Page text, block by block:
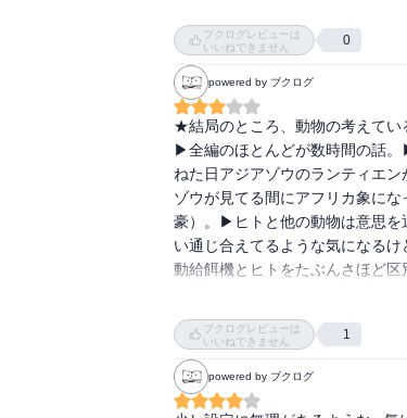
れも愛おしい…そんな本でした。
ブクログレビューは
いいねできません
0
powered by ブクログ
★結局のところ、動物の考えてい
▶全編のほとんどが数時間の話
ねた日アジアゾウのランティエ
ゾウが見てる間にアフリカ象に
豪）。▶ヒトと他の動物は意思を
い通じ合えてるような気になる
動給餌機とヒトをたぶんさほど
＝＝＝＝＝＝＝＝＝＝＝＝＝＝＝
■楓ヶ丘動物園についての簡単な
ブクログレビューは
いいねできません
1
powered by ブクログ